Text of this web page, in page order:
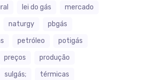
lei do gás
mercado
naturgy
pbgás
petróleo
potigás
preços
produção
sulgás; térmicas